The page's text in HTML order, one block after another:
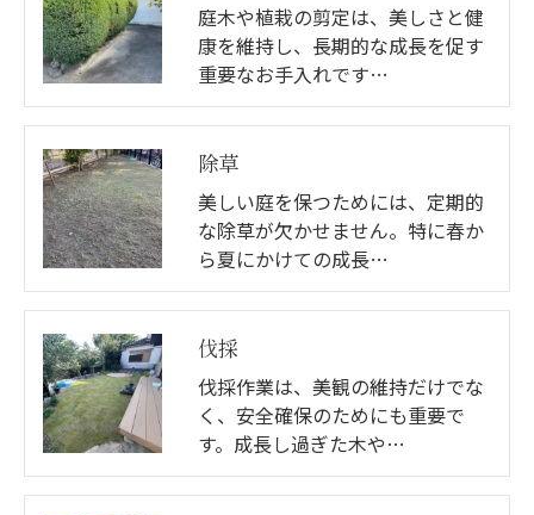
庭木や植栽の剪定は、美しさと健
康を維持し、長期的な成長を促す
重要なお手入れです…
除草
美しい庭を保つためには、定期的
な除草が欠かせません。特に春か
ら夏にかけての成長…
伐採
伐採作業は、美観の維持だけでな
く、安全確保のためにも重要で
す。成長し過ぎた木や…